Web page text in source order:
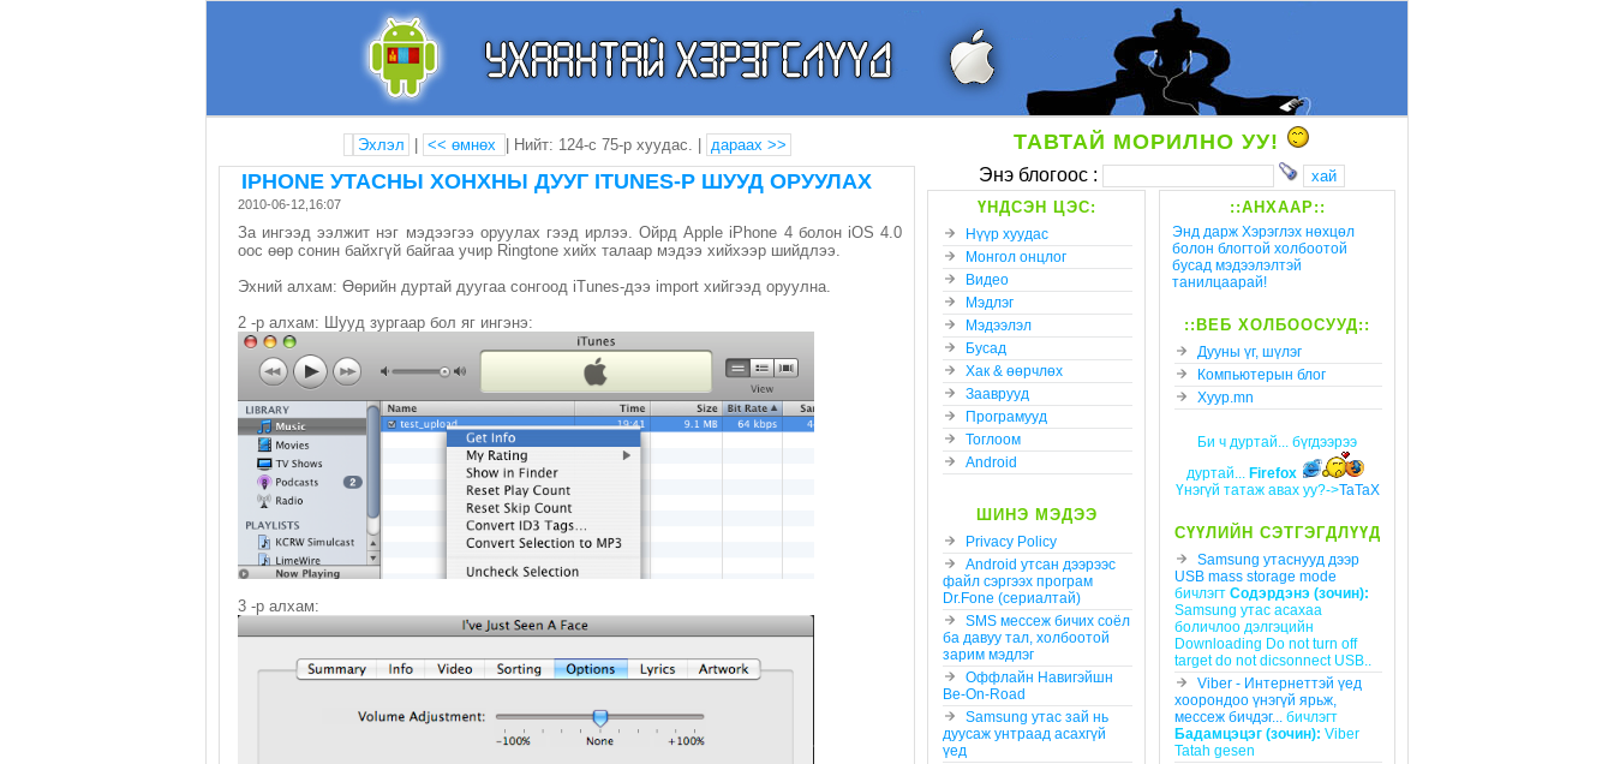
ТАВТАЙ МОРИЛНО УУ!
Энэ блогоос :
ҮНДСЭН ЦЭС:
Нүүр хуудас
Монгол онцлог
Видео
Мэдлэг
Мэдээлэл
Бусад
Хак & өөрчлөх
Зааврууд
Програмууд
Тоглоом
Android
ШИНЭ МЭДЭЭ
Privacy Policy
Android утсан дээрээс
файл сэргээх програм
Dr.Fоnе (сериалтай)
SMS мессеж бичих соёл
ба давуу тал, холбоотой
зарим мэдлэг
Оффлайн Навигэйшн
Be-On-Road
Samsung утас зай нь
дуусаж унтраад асахгүй
үед
::АНХААР::
Энд дарж Хэрэглэх нөхцөл
болон блогтой холбоотой
бусад мэдээлэлтэй
танилцаарай!
::ВЕБ ХОЛБООСУУД::
Дууны үг, шүлэг
Компьютерын блог
Xyyp.mn
Би ч дуртай... бүгдээрээ
дуртай... Firefox
Үнэгүй татаж авах уу?->TaTaX
СҮҮЛИЙН СЭТГЭГДЛҮҮД
Samsung утаснууд дээр
USB mass storage mode
бичлэгт Содэрдэнэ (зочин):
Samsung утас асахаа
боличлоо дэлгэцийн
Downloading Do not turn off
target do not dicsonnect USB..
Viber - Интернеттэй үед
хоорондоо үнэгүй ярьж,
мессеж бичдэг... бичлэгт
Бадамцэцэг (зочин): Viber
Tatah gesen
Эхлэл << өмнөх | Нийт: 124-с 75-р хуудас. | дараах >>
IPHONE УТАСНЫ ХОНХНЫ ДУУГ ITUNES-Р ШУУД ОРУУЛАХ
2010-06-12,16:07
За ингээд ээлжит нэг мэдээгээ оруулах гээд ирлээ. Ойрд Apple iPhone 4 болон iOS 4.0
оос өөр сонин байхгүй байгаа учир Ringtone хийх талаар мэдээ хийхээр шийдлээ.
Эхний алхам: Өөрийн дуртай дуугаа сонгоод iTunes-дээ import хийгээд оруулна.
2 -р алхам: Шууд зургаар бол яг ингэнэ:
3 -р алхам: